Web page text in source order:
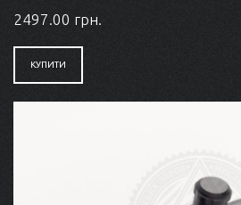
2497.00 грн.
КУПИТИ